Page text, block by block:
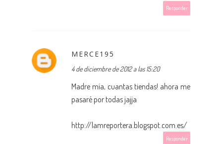
Responder
MERCE195
4 de diciembre de 2012 a las 15:20
Madre mía, cuantas tiendas! ahora me
pasaré por todas jajja
http://lamreportera.blogspot.com.es/
Responder